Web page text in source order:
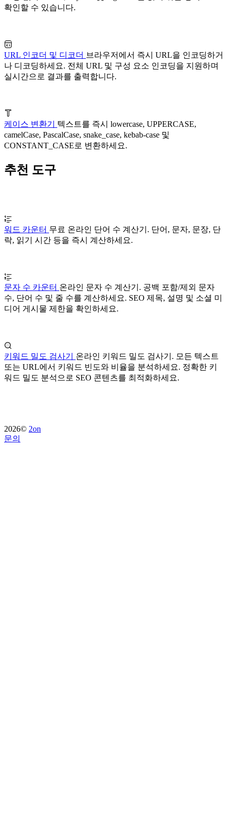
확인할 수 있습니다.
URL 인코더 및 디코더 브라우저에서 즉시 URL을 인코딩하거
나 디코딩하세요. 전체 URL 및 구성 요소 인코딩을 지원하며
실시간으로 결과를 출력합니다.
케이스 변환기 텍스트를 즉시 lowercase, UPPERCASE,
camelCase, PascalCase, snake_case, kebab-case 및
CONSTANT_CASE로 변환하세요.
추천 도구
워드 카운터 무료 온라인 단어 수 계산기. 단어, 문자, 문장, 단
락, 읽기 시간 등을 즉시 계산하세요.
문자 수 카운터 온라인 문자 수 계산기. 공백 포함/제외 문자
수, 단어 수 및 줄 수를 계산하세요. SEO 제목, 설명 및 소셜 미
디어 게시물 제한을 확인하세요.
키워드 밀도 검사기 온라인 키워드 밀도 검사기. 모든 텍스트
또는 URL에서 키워드 빈도와 비율을 분석하세요. 정확한 키
워드 밀도 분석으로 SEO 콘텐츠를 최적화하세요.
2026© 2on
문의